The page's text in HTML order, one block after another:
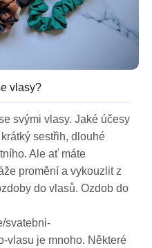
vlasy?
svými vlasy. Jaké účesy
sestřih, dlouhé
Ale ať máte
promění a vykouzlit z
do vlasů. Ozdob do
svatebni-
vlasu je mnoho. Některé